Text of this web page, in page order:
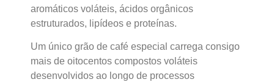
aromáticos voláteis, ácidos orgânicos
estruturados, lipídeos e proteínas.
Um único grão de café especial carrega consigo
mais de oitocentos compostos voláteis
desenvolvidos ao longo de processos